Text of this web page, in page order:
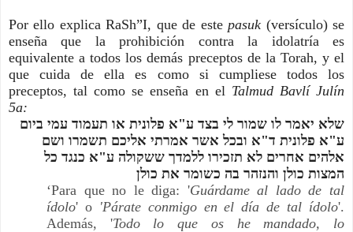
Por ello explica RaSh”I, que de este pasuk (versículo) se
enseña que la prohibición contra la idolatría es
equivalente a todos los demás preceptos de la Torah, y el
que cuida de ella es como si cumpliese todos los
preceptos, tal como se enseña en el Talmud Bavlí Julín
5a:
שלא יאמר לו שמור לי בצד ע"א פלונית או תעמוד עמי ביום
ע"א פלונית ד"א ובכל אשר אמרתי אליכם תשמרו ושם
אלהים אחרים לא תזכירו ללמדך ששקולה ע"א כנגד כל
המצות כולן והנזהר בה כשומר את כולן
‘Para que no le diga: 'Guárdame al lado de tal
ídolo' o 'Párate conmigo en el día de tal ídolo'.
Además, 'Todo lo que os he mandado, lo